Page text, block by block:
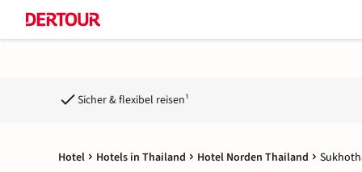
Sicher & flexibel reisen¹
Hotel Hotels in Thailand Hotel Norden Thailand